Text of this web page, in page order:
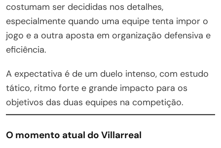
costumam ser decididas nos detalhes,
especialmente quando uma equipe tenta impor o
jogo e a outra aposta em organização defensiva e
eficiência.
A expectativa é de um duelo intenso, com estudo
tático, ritmo forte e grande impacto para os
objetivos das duas equipes na competição.
O momento atual do Villarreal